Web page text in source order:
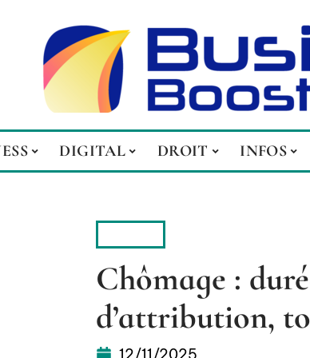
DIGITAL DROIT INFOS
Chômage :
d’attribution,